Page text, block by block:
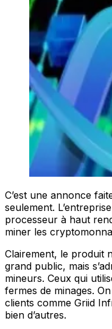
C’est une annonce
seulement.
processeur à haut
miner les
Clairement, le produit
grand public, mais
mineurs. Ceux qui
fermes de minages.
clients comme Griid
bien d’autres.